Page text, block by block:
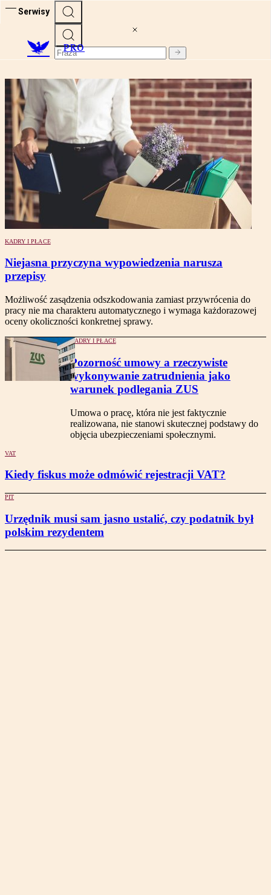
Serwisy
PRO
KADRY I PŁACE
Niejasna przyczyna wypowiedzenia narusza
przepisy
Możliwość zasądzenia odszkodowania zamiast przywrócenia do
pracy nie ma charakteru automatycznego i wymaga każdorazowej
oceny okoliczności konkretnej sprawy.
KADRY I PŁACE
Pozorność umowy a rzeczywiste
wykonywanie zatrudnienia jako
warunek podlegania ZUS
Umowa o pracę, która nie jest faktycznie
realizowana, nie stanowi skutecznej podstawy do
objęcia ubezpieczeniami społecznymi.
VAT
Kiedy fiskus może odmówić rejestracji VAT?
PIT
Urzędnik musi sam jasno ustalić, czy podatnik był
polskim rezydentem